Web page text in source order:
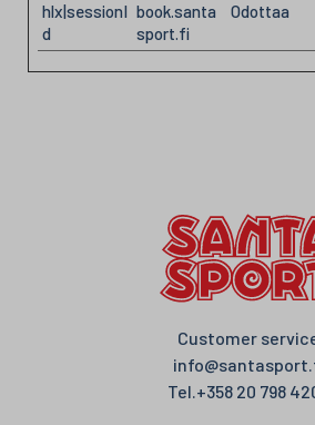
hlx|sessionI
d
book.santa
sport.fi
Odottaa
Customer
Tel.+358 20 798